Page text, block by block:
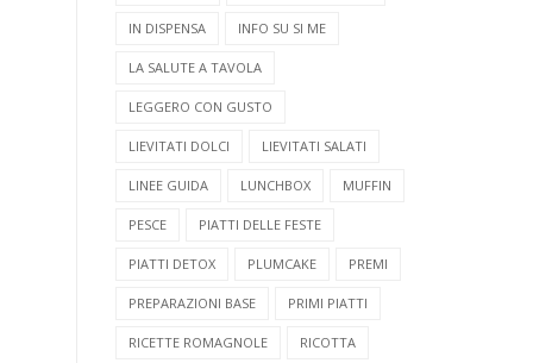
IN DISPENSA INFO SU SI ME
LA SALUTE A TAVOLA
LEGGERO CON GUSTO
LIEVITATI DOLCI LIEVITATI SALATI
LINEE GUIDA LUNCHBOX MUFFIN
PESCE PIATTI DELLE FESTE
PIATTI DETOX PLUMCAKE PREMI
PREPARAZIONI BASE PRIMI PIATTI
RICETTE ROMAGNOLE RICOTTA